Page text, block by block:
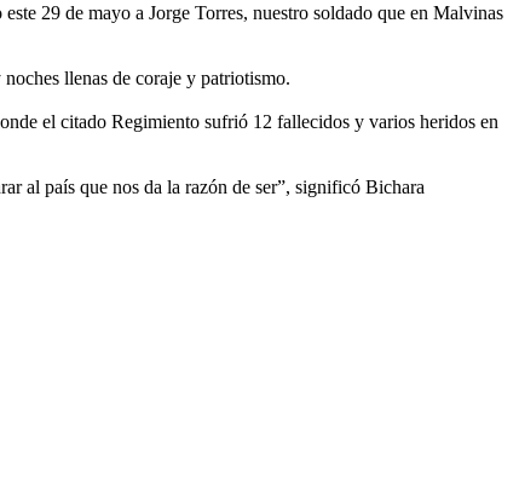
29 de mayo a Jorge Torres, nuestro soldado que en Malvinas
llenas de coraje y patriotismo.
el citado Regimiento sufrió 12 fallecidos y varios heridos en
al país que nos da la razón de ser”, significó Bichara